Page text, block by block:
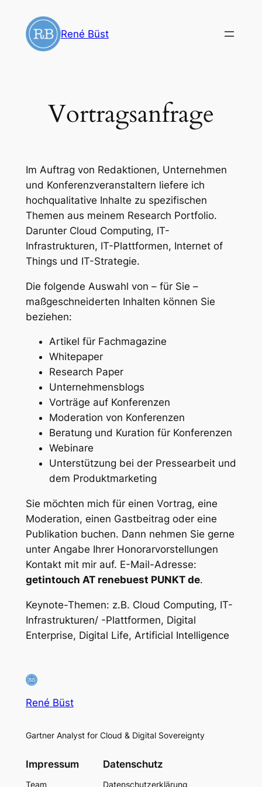
Inhalt
springen
René Büst
Vortragsanfrage
Im Auftrag von Redaktionen, Unternehmen
und Konferenzveranstaltern liefere ich
hochqualitative Inhalte zu spezifischen
Themen aus meinem Research Portfolio.
Darunter Cloud Computing, IT-
Infrastrukturen, IT-Plattformen, Internet of
Things und IT-Strategie.
Die folgende Auswahl von – für Sie –
maßgeschneiderten Inhalten können Sie
beziehen:
Artikel für Fachmagazine
Whitepaper
Research Paper
Unternehmensblogs
Vorträge auf Konferenzen
Moderation von Konferenzen
Beratung und Kuration für Konferenzen
Webinare
Unterstützung bei der Pressearbeit und
dem Produktmarketing
Sie möchten mich für einen Vortrag, eine
Moderation, einen Gastbeitrag oder eine
Publikation buchen. Dann nehmen Sie gerne
unter Angabe Ihrer Honorarvorstellungen
Kontakt mit mir auf. E-Mail-Adresse:
getintouch AT renebuest PUNKT de.
Keynote-Themen: z.B. Cloud Computing, IT-
Infrastrukturen/ -Plattformen, Digital
Enterprise, Digital Life, Artificial Intelligence
René Büst
Gartner Analyst for Cloud & Digital Sovereignty
Impressum
Team
Datenschutz
Datenschutzerklärung